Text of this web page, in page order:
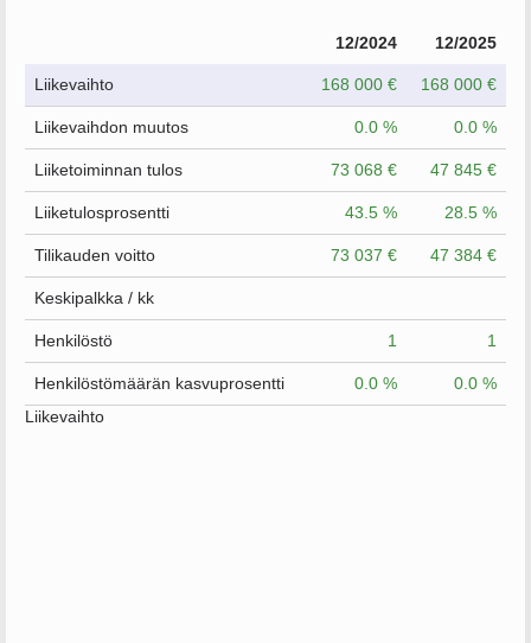
12/2024 12/2025
Liikevaihto 168 000 € 168 000 €
Liikevaihdon muutos 0.0 % 0.0 %
Liiketoiminnan tulos 73 068 € 47 845 €
Liiketulosprosentti 43.5 % 28.5 %
Tilikauden voitto 73 037 € 47 384 €
Keskipalkka / kk
Henkilöstö 1 1
Henkilöstömäärän kasvuprosentti 0.0 %
0.0 %
Liikevaihto